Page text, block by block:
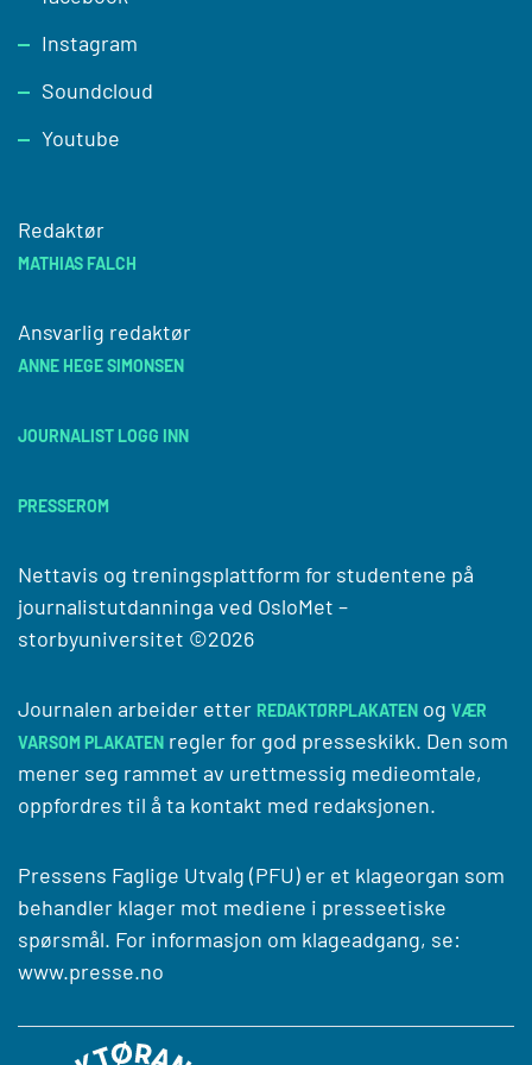
Instagram
Soundcloud
Youtube
Redaktør
MATHIAS FALCH
Ansvarlig redaktør
ANNE HEGE SIMONSEN
JOURNALIST LOGG INN
PRESSEROM
Nettavis og treningsplattform for studentene på
journalistutdanninga ved OsloMet –
storbyuniversitet ©2026
Journalen arbeider etter REDAKTØRPLAKATEN og VÆR
VARSOM PLAKATEN regler for god presseskikk. Den som
mener seg rammet av urettmessig medieomtale,
oppfordres til å ta kontakt med redaksjonen.
Pressens Faglige Utvalg (PFU) er et klageorgan som
behandler klager mot mediene i presseetiske
spørsmål. For informasjon om klageadgang, se:
www.presse.no